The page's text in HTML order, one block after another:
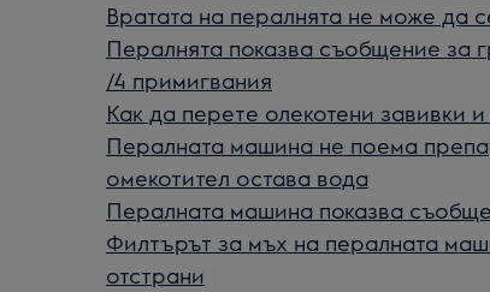
Вратата на пералнята не може да
Пералнята показва съобщение за
/4 примигвания
Как да перетe олекотени завивки и
Пералната машина не поема
омекотител остава вода
Пералната машина показва
Филтърът за мъх на пералната
отстрани